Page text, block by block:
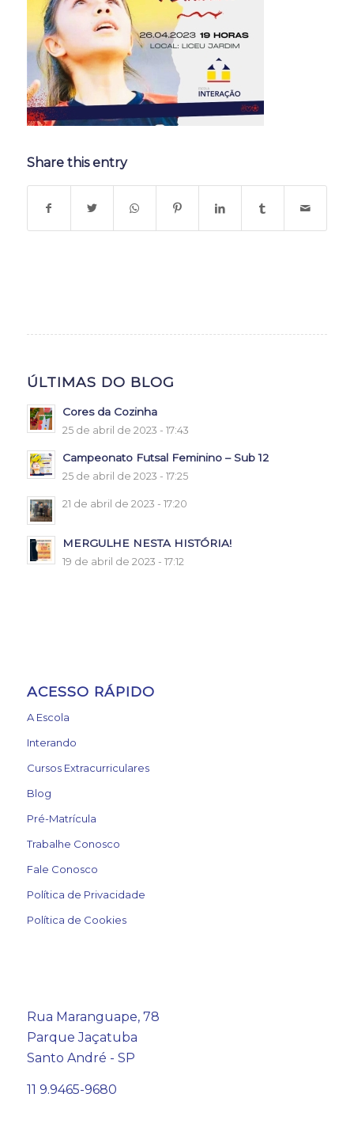
Share this entry
ÚLTIMAS DO BLOG
Cores da Cozinha
25 de abril de 2023 - 17:43
Campeonato Futsal Feminino – Sub 12
25 de abril de 2023 - 17:25
21 de abril de 2023 - 17:20
MERGULHE NESTA HISTÓRIA!
19 de abril de 2023 - 17:12
ACESSO RÁPIDO
A Escola
Interando
Cursos Extracurriculares
Blog
Pré-Matrícula
Trabalhe Conosco
Fale Conosco
Política de Privacidade
Política de Cookies
Rua Maranguape, 78
Parque Jaçatuba
Santo André - SP
11 9.9465-9680